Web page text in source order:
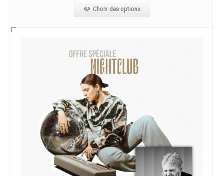
Choix des options